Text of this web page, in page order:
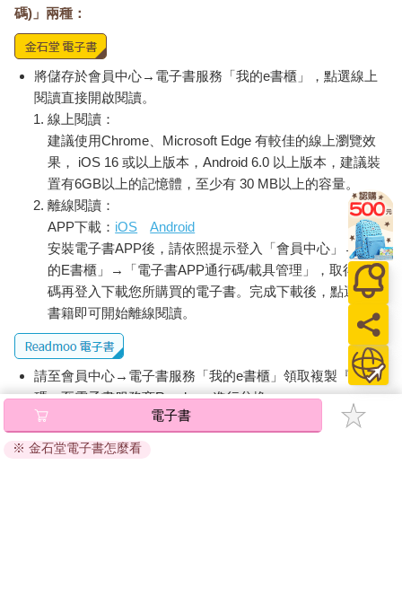
碼)」兩種：
將儲存於會員中心→電子書服務「我的e書櫃」，點選線上
閱讀直接開啟閱讀。
線上閱讀：
建議使用Chrome、Microsoft Edge 有較佳的線上瀏覽效
果， iOS 16 或以上版本，Android 6.0 以上版本，建議裝
置有6GB以上的記憶體，至少有 30 MB以上的容量。
離線閱讀：
APP下載： iOS
Android
安裝電子書APP後，請依照提示登入「會員中心」→「我
的E書櫃」→「電子書APP通行碼/載具管理」，取得通行
碼再登入下載您所購買的電子書。完成下載後，點選任一
書籍即可開始離線閱讀。
請至會員中心→電子書服務「我的e書櫃」領取複製『兌換
碼』至電子書服務商Readmoo進行兌換。
退換貨須知：
因版權保護，您在金石堂所購買的電子書僅能以金石堂專屬